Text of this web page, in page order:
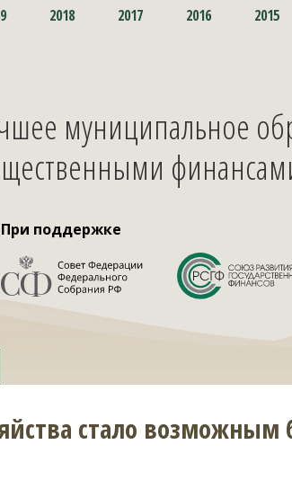
2018 2017 2016 2015
муниципальное
При поддержке
стало возможным